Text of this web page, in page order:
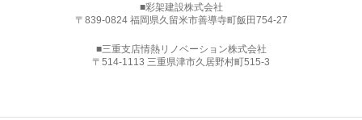
■彩架建設株式会社
〒839-0824 福岡県久留米市善導寺町飯田754-27
■三重支店情熱リノベーション株式会社
〒514-1113 三重県津市久居野村町515-3